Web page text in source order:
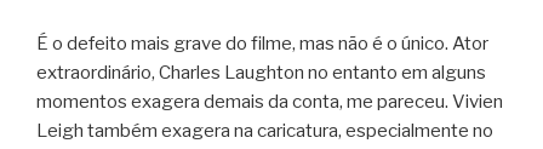
É o defeito mais grave do filme, mas não é o único. Ator
extraordinário, Charles Laughton no entanto em alguns
momentos exagera demais da conta, me pareceu. Vivien
Leigh também exagera na caricatura, especialmente no